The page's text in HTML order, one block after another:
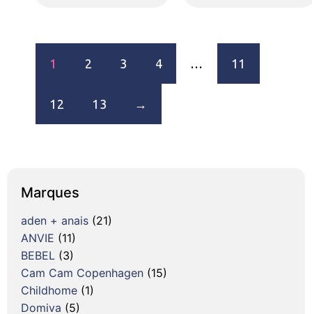
1 2 3 4 … 11
12 13 →
Marques
aden + anais (21)
ANVIE (11)
BEBEL (3)
Cam Cam Copenhagen (15)
Childhome (1)
Domiva (5)